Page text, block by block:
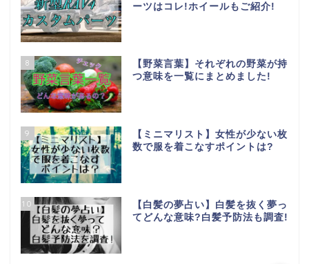
ーツはコレ!ホイールもご紹介!
8
【野菜言葉】それぞれの野菜が持
つ意味を一覧にまとめました!
9
【ミニマリスト】女性が少ない枚
数で服を着こなすポイントは?
10
【白髪の夢占い】白髪を抜く夢っ
てどんな意味?白髪予防法も調査!
ホーム
特定商取引法に基づく表
プライバシーポリシー